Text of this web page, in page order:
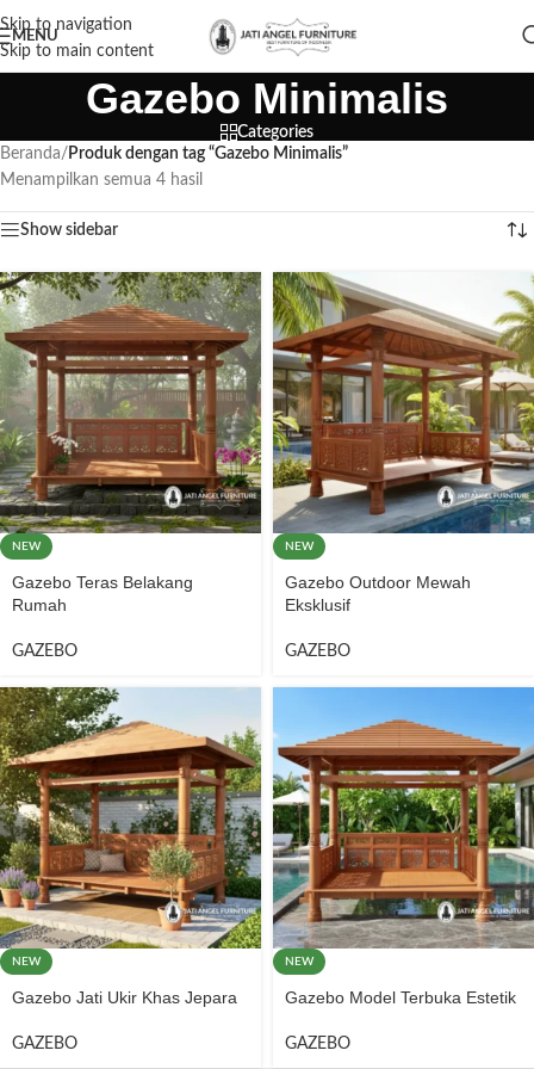
Skip to navigation
Skip to main content
MENU
Gazebo Minimalis
Categories
Beranda/ Produk dengan tag “Gazebo Minimalis”
Menampilkan semua 4 hasil
Show sidebar
NEW
Gazebo Teras Belakang
Rumah
GAZEBO
NEW
Gazebo Outdoor Mewah
Eksklusif
GAZEBO
NEW
Gazebo Jati Ukir Khas Jepara
GAZEBO
NEW
Gazebo Model Terbuka Estetik
GAZEBO